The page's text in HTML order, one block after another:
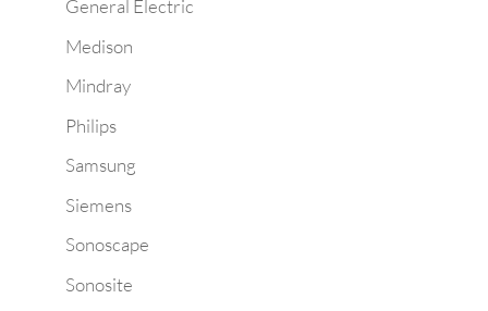
General Electric
Medison
Mindray
Philips
Samsung
Siemens
Sonoscape
Sonosite